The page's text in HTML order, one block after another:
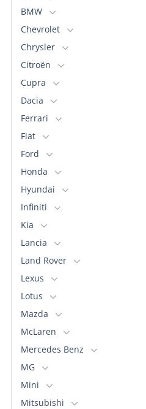
BMW
Chevrolet
Chrysler
Citroën
Cupra
Dacia
Ferrari
Fiat
Ford
Honda
Hyundai
Infiniti
Kia
Lancia
Land Rover
Lexus
Lotus
Mazda
McLaren
Mercedes Benz
MG
Mini
Mitsubishi